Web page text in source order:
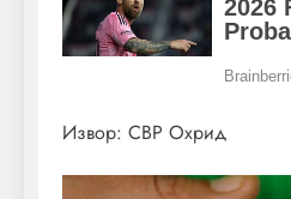
Извор: СВР Охрид